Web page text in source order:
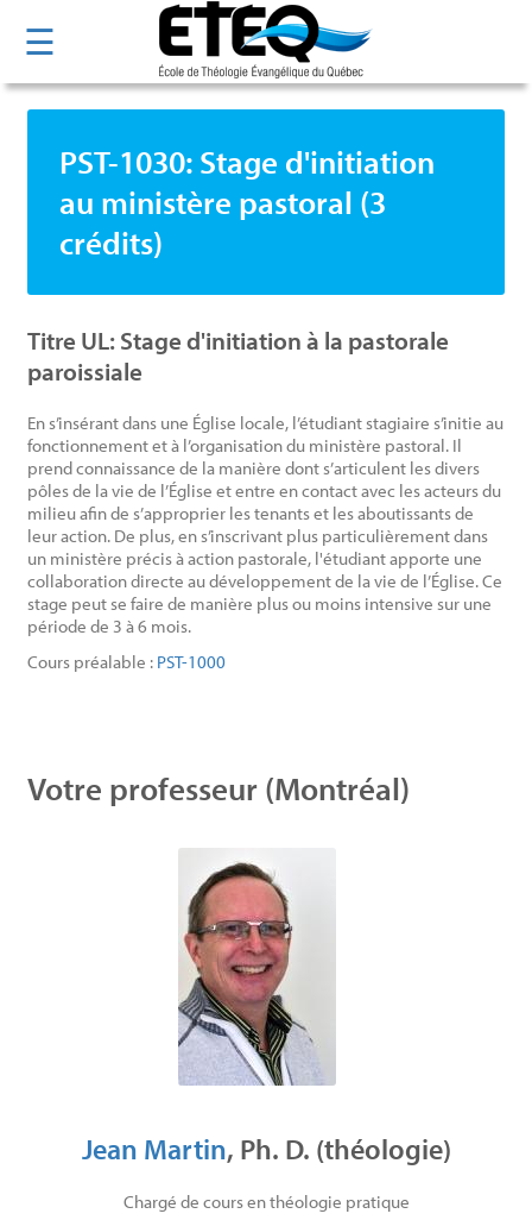
au
principal
☰
PST-1030: Stage d'initiation
au ministère pastoral (3
crédits)
Titre UL: Stage d'initiation à la pastorale
paroissiale
En s’insérant dans une Église locale, l’étudiant stagiaire s’initie au
fonctionnement et à l’organisation du ministère pastoral. Il
prend connaissance de la manière dont s’articulent les divers
pôles de la vie de l’Église et entre en contact avec les acteurs du
milieu afin de s’approprier les tenants et les aboutissants de
leur action. De plus, en s’inscrivant plus particulièrement dans
un ministère précis à action pastorale, l'étudiant apporte une
collaboration directe au développement de la vie de l’Église. Ce
stage peut se faire de manière plus ou moins intensive sur une
période de 3 à 6 mois.
Cours préalable : PST-1000
Votre professeur (Montréal)
Jean Martin, Ph. D. (théologie)
Chargé de cours en théologie pratique